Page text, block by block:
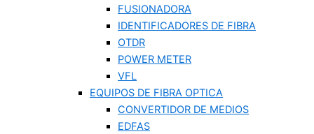
FUSIONADORA
IDENTIFICADORES DE FIBRA
OTDR
POWER METER
VFL
EQUIPOS DE FIBRA OPTICA
CONVERTIDOR DE MEDIOS
EDFAS